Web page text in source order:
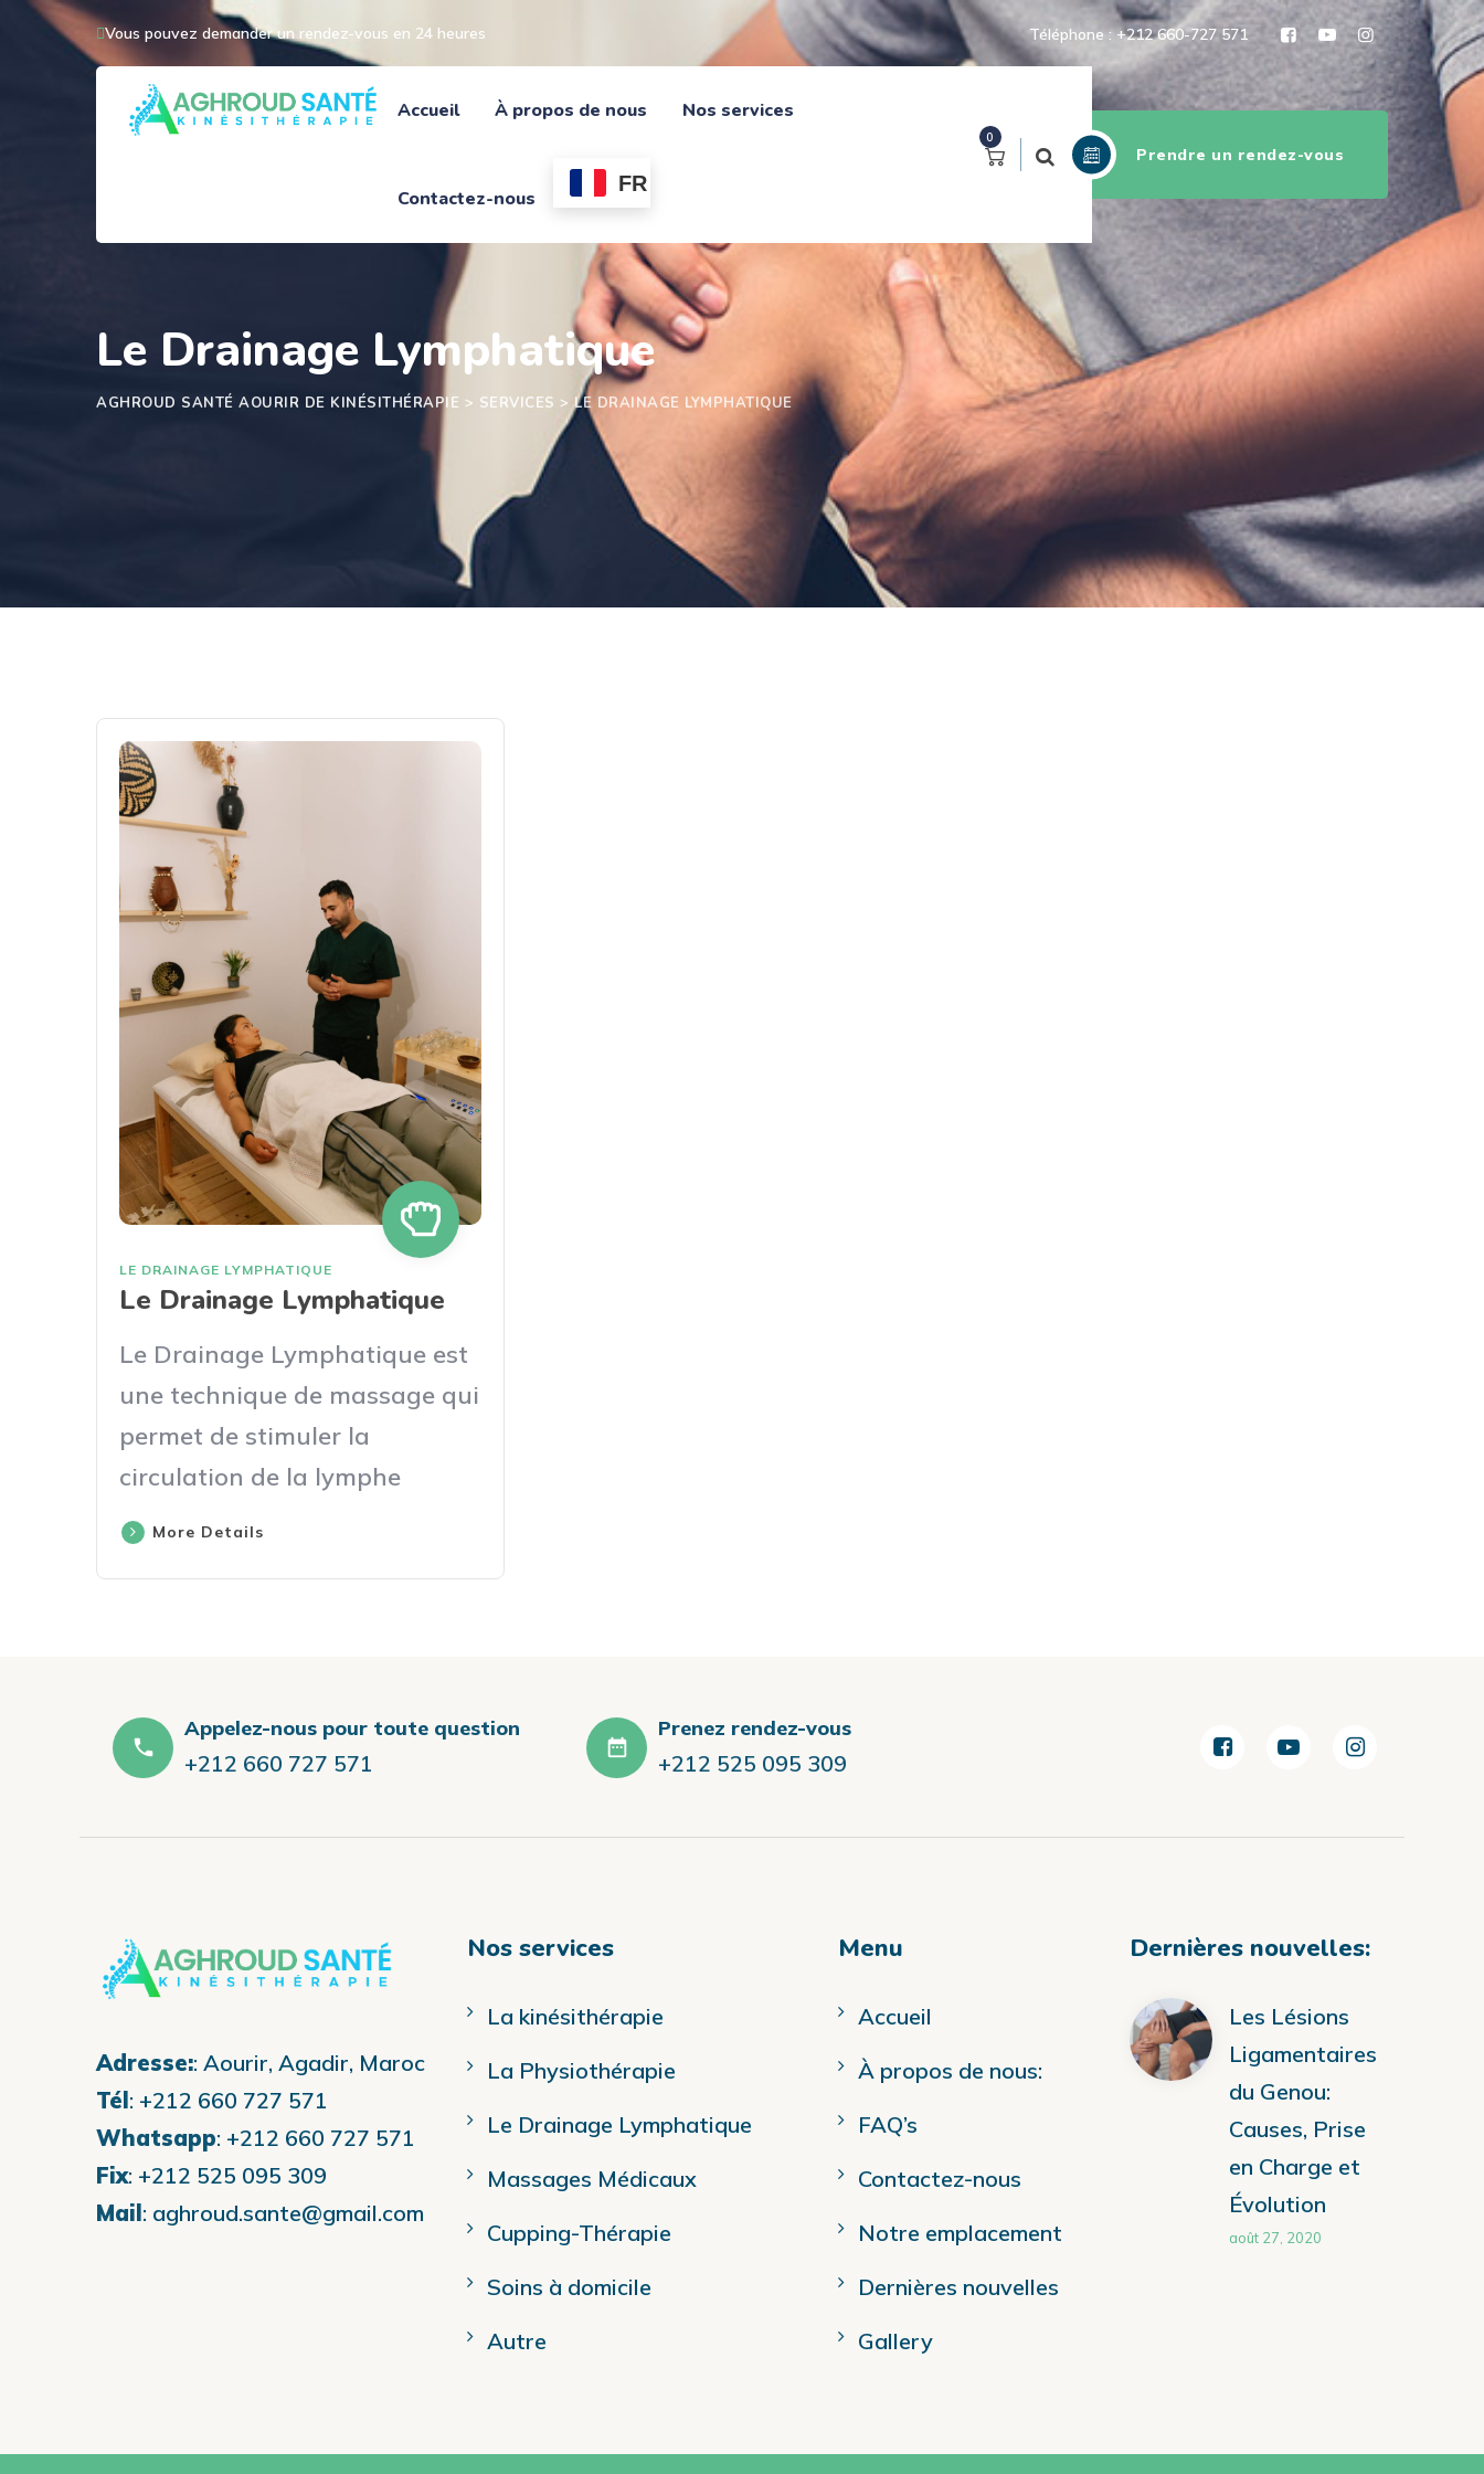
Skip
Vous pouvez demander un rendez-vous en 24 heures Téléphone : +212 660-727 571
Accueil À propos de nous Nos services
Contactez-nous
FR
0
Prendre un rendez-vous
Le Drainage Lymphatique
AGHROUD SANTÉ AOURIR DE KINÉSITHÉRAPIE > SERVICES > LE DRAINAGE LYMPHATIQUE
LE DRAINAGE LYMPHATIQUE
Le Drainage Lymphatique
Le Drainage Lymphatique est
une technique de massage qui
permet de stimuler la
circulation de la lymphe
More Details
Appelez-nous pour toute question
+212 660 727 571
Prenez rendez-vous
+212 525 095 309
Adresse:: Aourir, Agadir, Maroc
Tél: +212 660 727 571
Whatsapp: +212 660 727 571
Fix: +212 525 095 309
Mail: aghroud.sante@gmail.com
Nos services
La kinésithérapie
La Physiothérapie
Le Drainage Lymphatique
Massages Médicaux
Cupping-Thérapie
Soins à domicile
Autre
Menu
Accueil
À propos de nous:
FAQ’s
Contactez-nous
Notre emplacement
Dernières nouvelles
Gallery
Dernières nouvelles:
Les Lésions
Ligamentaires
du Genou:
Causes, Prise
en Charge et
Évolution
août 27, 2020